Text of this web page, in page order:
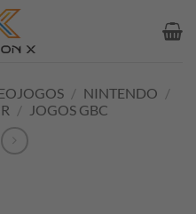
/ NINTENDO /
/ JOGOS GBC